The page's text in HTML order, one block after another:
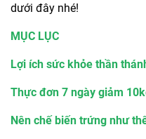
dưới đây nhé!
MỤC LỤC
Lợi ích sức khỏe thần
Thực đơn 7 ngày giảm
Nên chế biến trứng như